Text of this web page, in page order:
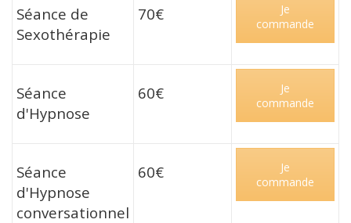
Séance de
Sexothérapie
70€
Je
commande
Séance
d'Hypnose
60€
Je
commande
Séance
d'Hypnose
conversationnel
60€
Je
commande